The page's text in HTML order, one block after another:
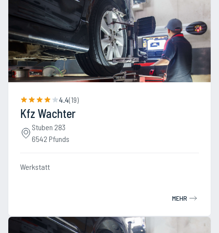
4.4(19)
Kfz Wachter
Stuben 283
6542 Pfunds
Werkstatt
MEHR